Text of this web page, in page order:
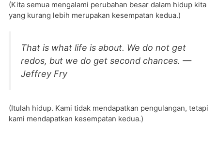
(Kita semua mengalami perubahan besar dalam hidup kita
yang kurang lebih merupakan kesempatan kedua.)
That is what life is about. We do not get
redos, but we do get second chances. —
Jeffrey Fry
(Itulah hidup. Kami tidak mendapatkan pengulangan, tetapi
kami mendapatkan kesempatan kedua.)